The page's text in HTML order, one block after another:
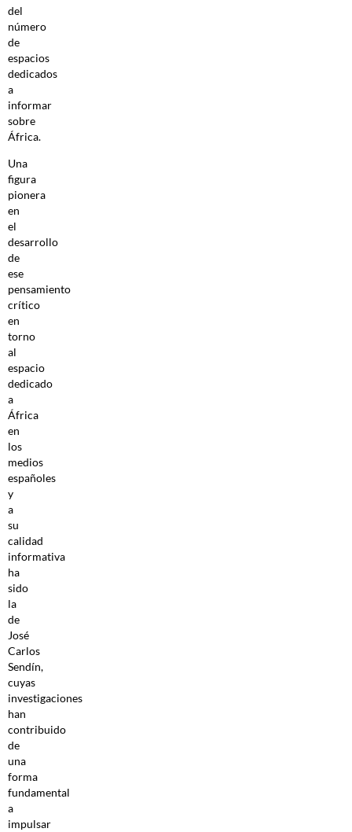
del
número
de
espacios
dedicados
a
informar
sobre
África.
Una
figura
pionera
en
el
desarrollo
de
ese
pensamiento
crítico
en
torno
al
espacio
dedicado
a
África
en
los
medios
españoles
y
a
su
calidad
informativa
ha
sido
la
de
José
Carlos
Sendín,
cuyas
investigaciones
han
contribuido
de
una
forma
fundamental
a
impulsar